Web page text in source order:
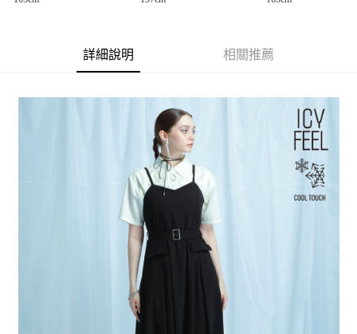
2.付款方式選擇「大哥付你分期」，訂單成立後會自動跳轉到大哥付的交易
3.實際核准額度、可分期數及費用金額請依後續交易確認頁面所載為準。
4.訂單成立30分鐘內，如未前往確認交易或遇審核未通過，訂單將自動取
消。如遇「轉專審核」未通過狀況，表示未達大哥付你分期系統評分，恕無
1.分期款項不併入電信帳單，「大哥付你分期」於每月結算日後寄送繳費提
2.透過簡訊連結打開帳單後，可選擇「超商條碼／台灣大直營門市／銀行轉
帳／街口支付／iPASS MONEY」等通路繳費。
1.本服務係由「台灣大哥大股份有限公司」（以下簡稱本公司）所提供，讓
用戶於交易時，得透過本服務購買商品或服務，並由商店將買賣／分期付款
買賣價金債權讓與本公司後，依約使用本公司帳單繳交帳款。
2.基於同意付款使用「大哥付你分期」之契約關係目的，商店將以您的個人
資料（包含姓名、電話或地址）提供予台灣大哥大進項蒐集、處理及利用，
由本公司與您本人進行分期帳單所需資料之確認、核對及更正。
3.完整用戶服務條款，請詳閱以下連結：
https://oppay.tw/userRule
３．安心：先確認商品／服務後，再付款。
【「AFTEE先享後付」結帳流程】
１．於結帳方式選擇「AFTEE先享後付」後，將跳轉至「AFTEE先享後付」
結帳頁面，進行簡訊認證並確認金額後，即可完成結帳。
２．訂單成立數日內，您將收到繳費通知簡訊。
３．收到繳費通知簡訊後14天內，點擊此簡訊中的連結，可透過四大超商／
ATM／網路銀行／等多元方式進行付款，方視為交易完成。
※ 請注意：結帳手續完成當下不需立刻繳費，但若您需要取消訂單，請聯絡
購買商品的店家。未經商家同意取消之訂單仍視為有效，需透過AFTEE先享
※ 交易是否成功請以「AFTEE先享後付 」之結帳頁面顯示為準，若有關於
是否繳費成功／繳費後需取消欲退款等相關疑問，請聯繫「AFTEE先享後付
https://netprotections.freshdesk.com/support/home
１．透過由恩沛科技股份有限公司提供之「AFTEE先享後付」服務完成之交
全家 取貨付款
每筆NT$80，滿NT$888(含以上)免運費
每筆NT$80，滿NT$888(含以上)免運費
每筆NT$80，滿NT$1,500(含以上)免運費
每筆NT$80，滿NT$1,500(含以上)免運費
每筆NT$80，滿NT$1,500(含以上)免運費
詳細說明 相關推薦